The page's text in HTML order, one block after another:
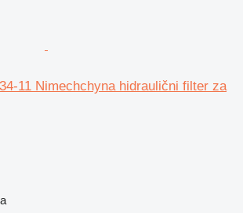
11 Nimechchyna hidraulični filter za